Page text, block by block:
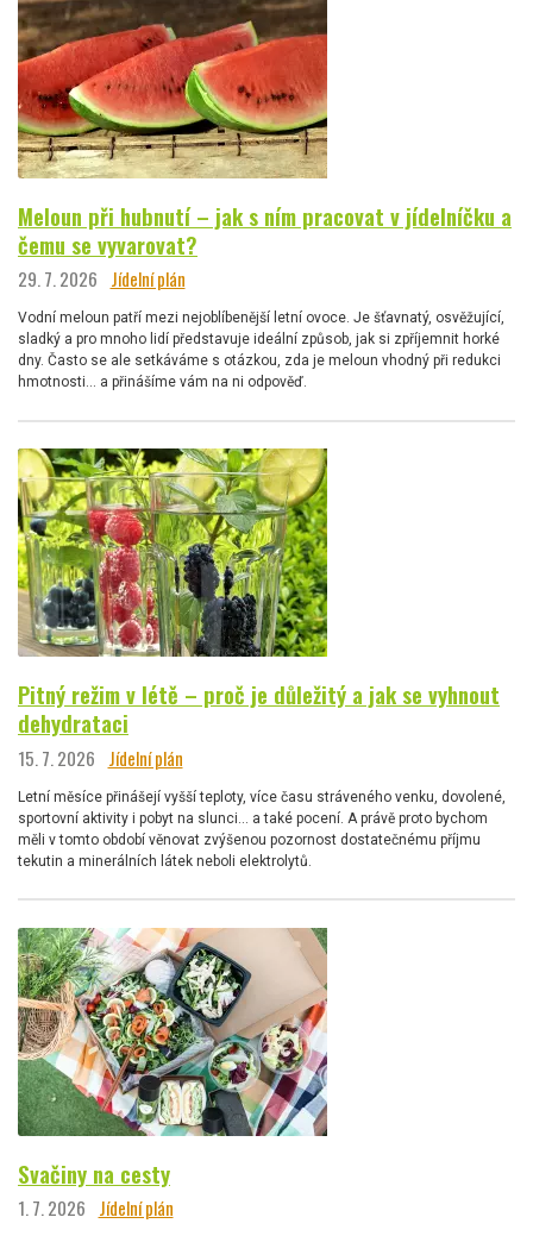
Meloun při hubnutí – jak s ním pracovat v jídelníčku a
čemu se vyvarovat?
29. 7. 2026 Jídelní plán
Vodní meloun patří mezi nejoblíbenější letní ovoce. Je šťavnatý, osvěžující,
sladký a pro mnoho lidí představuje ideální způsob, jak si zpříjemnit horké
dny. Často se ale setkáváme s otázkou, zda je meloun vhodný při redukci
hmotnosti… a přinášíme vám na ni odpověď.
Pitný režim v létě – proč je důležitý a jak se vyhnout
dehydrataci
15. 7. 2026 Jídelní plán
Letní měsíce přinášejí vyšší teploty, více času stráveného venku, dovolené,
sportovní aktivity i pobyt na slunci… a také pocení. A právě proto bychom
měli v tomto období věnovat zvýšenou pozornost dostatečnému příjmu
tekutin a minerálních látek neboli elektrolytů.
Svačiny na cesty
1. 7. 2026 Jídelní plán